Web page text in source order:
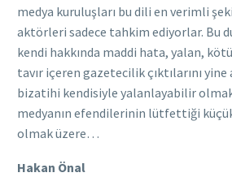
medya kuruluşları bu dili en verimli
aktörleri sadece tahkim ediyorlar. Bu
kendi hakkında maddi hata, yalan,
tavır içeren gazetecilik çıktılarını
bizatihi kendisiyle yalanlayabilir
medyanın efendilerinin lütfettiği küçük
olmak üzere…
Hakan Önal